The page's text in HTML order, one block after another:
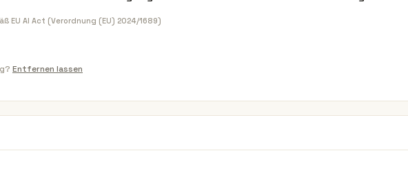
EU AI Act (Verordnung (EU) 2024/1689)
Entfernen lassen